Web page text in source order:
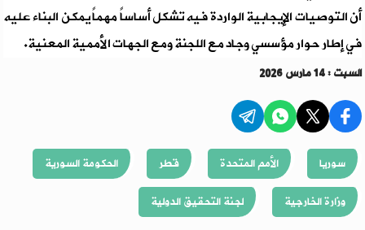
أن التوصيات الإيجابية الواردة فيه تشكل أساساً مهماً يمكن البناء عليه
في إطار حوار مؤسسي وجاد مع اللجنة ومع الجهات الأممية المعنية.
السبت : 14 مارس 2026
سوريا الأمم المتحدة قطر
الحكومة السورية
وزارة الخارجية
لجنة التحقيق الدولية